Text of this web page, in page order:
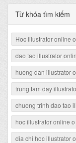
Từ khóa tìm kiếm
Hoc illustrator online
dao tao illustrator
huong dan illustrator
trung tam day
chuong trinh dao tao
hoc illustrator online
dia chi hoc illustrator